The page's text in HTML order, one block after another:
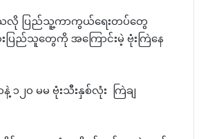
ရှိသလို ပြည်သူ့ကာကွယ်ရေးတပ်တွေ
ြည်သူတွေကို အကြောင်းမဲ့ ဗုံးကြဲနေ
၂၀ မမ ဗုံးသီးနှစ်လုံး ကြဲချ